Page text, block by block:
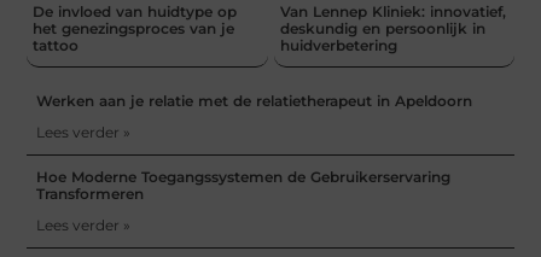
De invloed van huidtype op
het genezingsproces van je
tattoo
Van Lennep Kliniek: innovatief,
deskundig en persoonlijk in
huidverbetering
Werken aan je relatie met de relatietherapeut in Apeldoorn
Lees verder »
Hoe Moderne Toegangssystemen de Gebruikerservaring
Transformeren
Lees verder »